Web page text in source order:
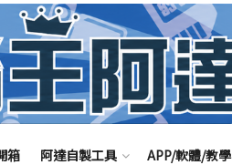
箱 阿達自製工具 APP/軟體/教學